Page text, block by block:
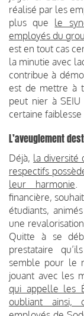
réalisé par les
plus que le
employés du
est en tout cas
la minutie avec
contribue à
est de mettre à
peut nier à
certaine
L’aveuglement
Déjà, la diversité
respectifs
leur harmonie
financière,
étudiants,
une
Quitte à se
prestataire
semble pour le
jouant avec les
qui appelle les
oubliant ainsi,